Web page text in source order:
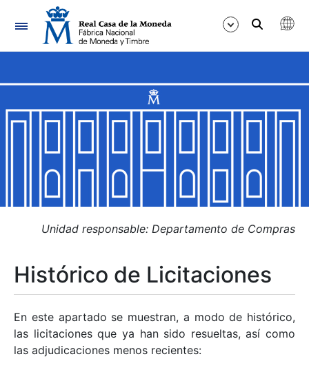
Navegación
Mostrar/Ocultar
Mostrar/Ocultar
Mostrar/Ocultar
Mostrar/Ocultar
Mostrar/Ocultar
Unidad responsable: Departamento de Compras
Histórico de Licitaciones
En este apartado se muestran, a modo de histórico,
las licitaciones que ya han sido resueltas, así como
las adjudicaciones menos recientes: